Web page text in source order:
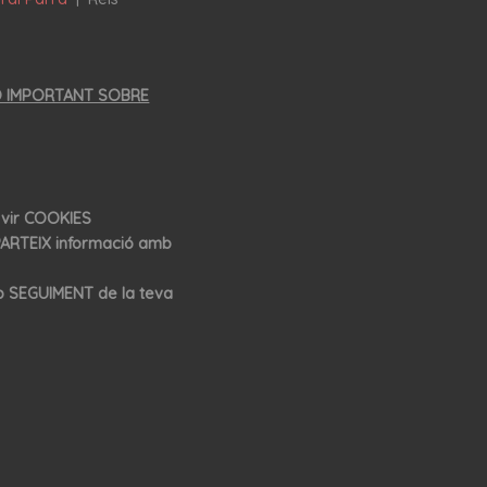
IMPORTANT SOBRE
COOKIES
informació amb
SEGUIMENT de la teva